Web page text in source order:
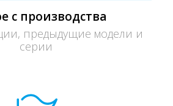
с производства
предыдущие модели и
серии